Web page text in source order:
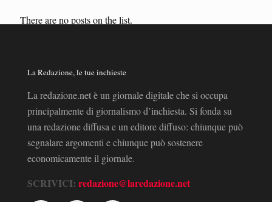
There are no posts on the list.
La Redazione, le tue inchieste
La redazione.net è un giornale digitale che si occupa
principalmente di giornalismo d’inchiesta. Si fonda su
una redazione diffusa e un editore diffuso: chiunque può
segnalare argomenti e chiunque può sostenere
economicamente il giornale.
SCRIVICI: redazione@laredazione.net